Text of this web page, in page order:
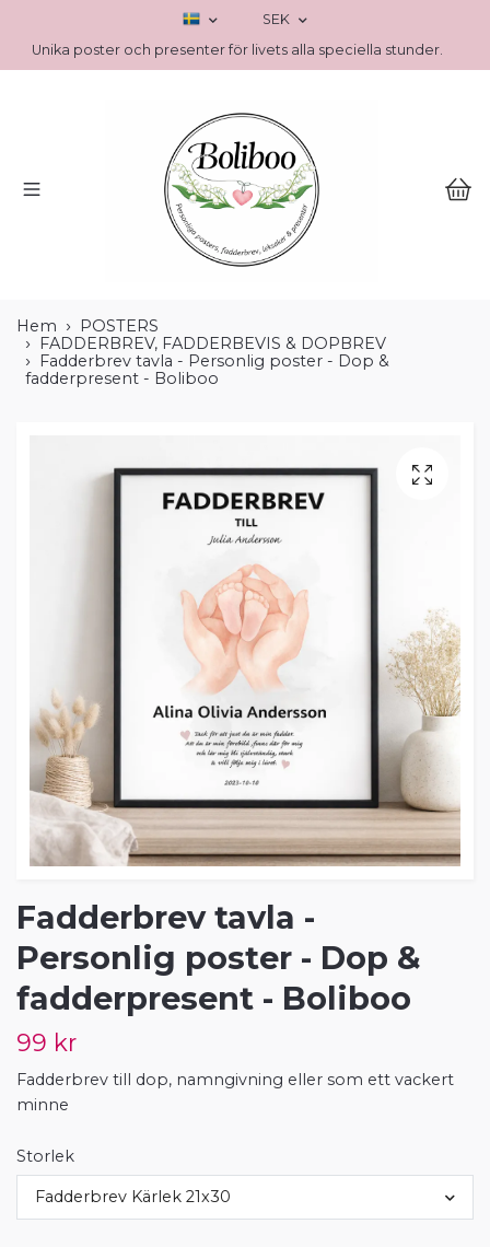
SEK
Unika poster och presenter för livets alla speciella stunder.
Hem
POSTERS
FADDERBREV, FADDERBEVIS & DOPBREV
Fadderbrev tavla - Personlig poster - Dop &
fadderpresent - Boliboo
Fadderbrev tavla -
Personlig poster - Dop &
fadderpresent - Boliboo
99 kr
Fadderbrev till dop, namngivning eller som ett vackert
minne
Storlek
Fadderbrev Kärlek 21x30